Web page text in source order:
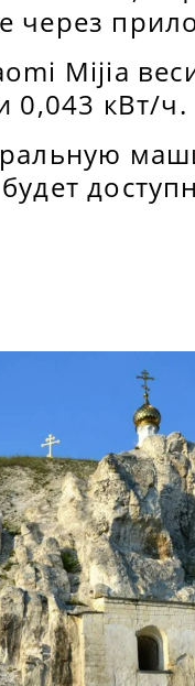
через
Mijia
0,043 кВт/ч.